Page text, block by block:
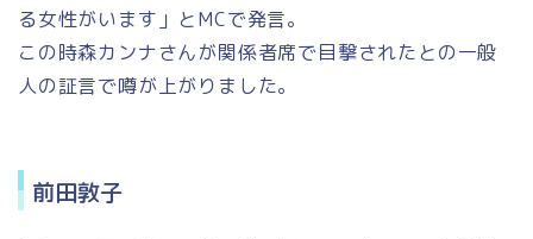
る女性がいます」とMCで発言。
この時森カンナさんが関係者席で目撃されたとの一般
人の証言で噂が上がりました。
前田敦子